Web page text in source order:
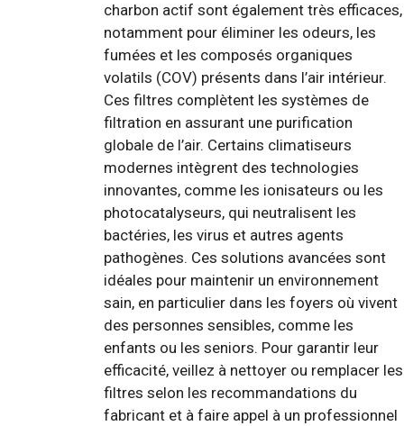
charbon actif sont également très efficaces,
notamment pour éliminer les odeurs, les
fumées et les composés organiques
volatils (COV) présents dans l’air intérieur.
Ces filtres complètent les systèmes de
filtration en assurant une purification
globale de l’air. Certains climatiseurs
modernes intègrent des technologies
innovantes, comme les ionisateurs ou les
photocatalyseurs, qui neutralisent les
bactéries, les virus et autres agents
pathogènes. Ces solutions avancées sont
idéales pour maintenir un environnement
sain, en particulier dans les foyers où vivent
des personnes sensibles, comme les
enfants ou les seniors. Pour garantir leur
efficacité, veillez à nettoyer ou remplacer les
filtres selon les recommandations du
fabricant et à faire appel à un professionnel